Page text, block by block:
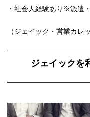
・社会人経験あり※派遣
（ジェイック・営業カレ
ジェイックを